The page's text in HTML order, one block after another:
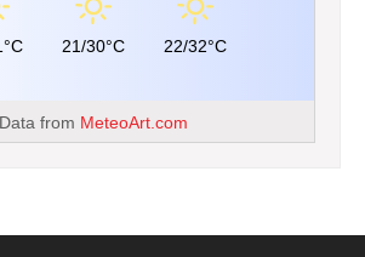
21/30°C 22/32°C
Data from MeteoArt.com